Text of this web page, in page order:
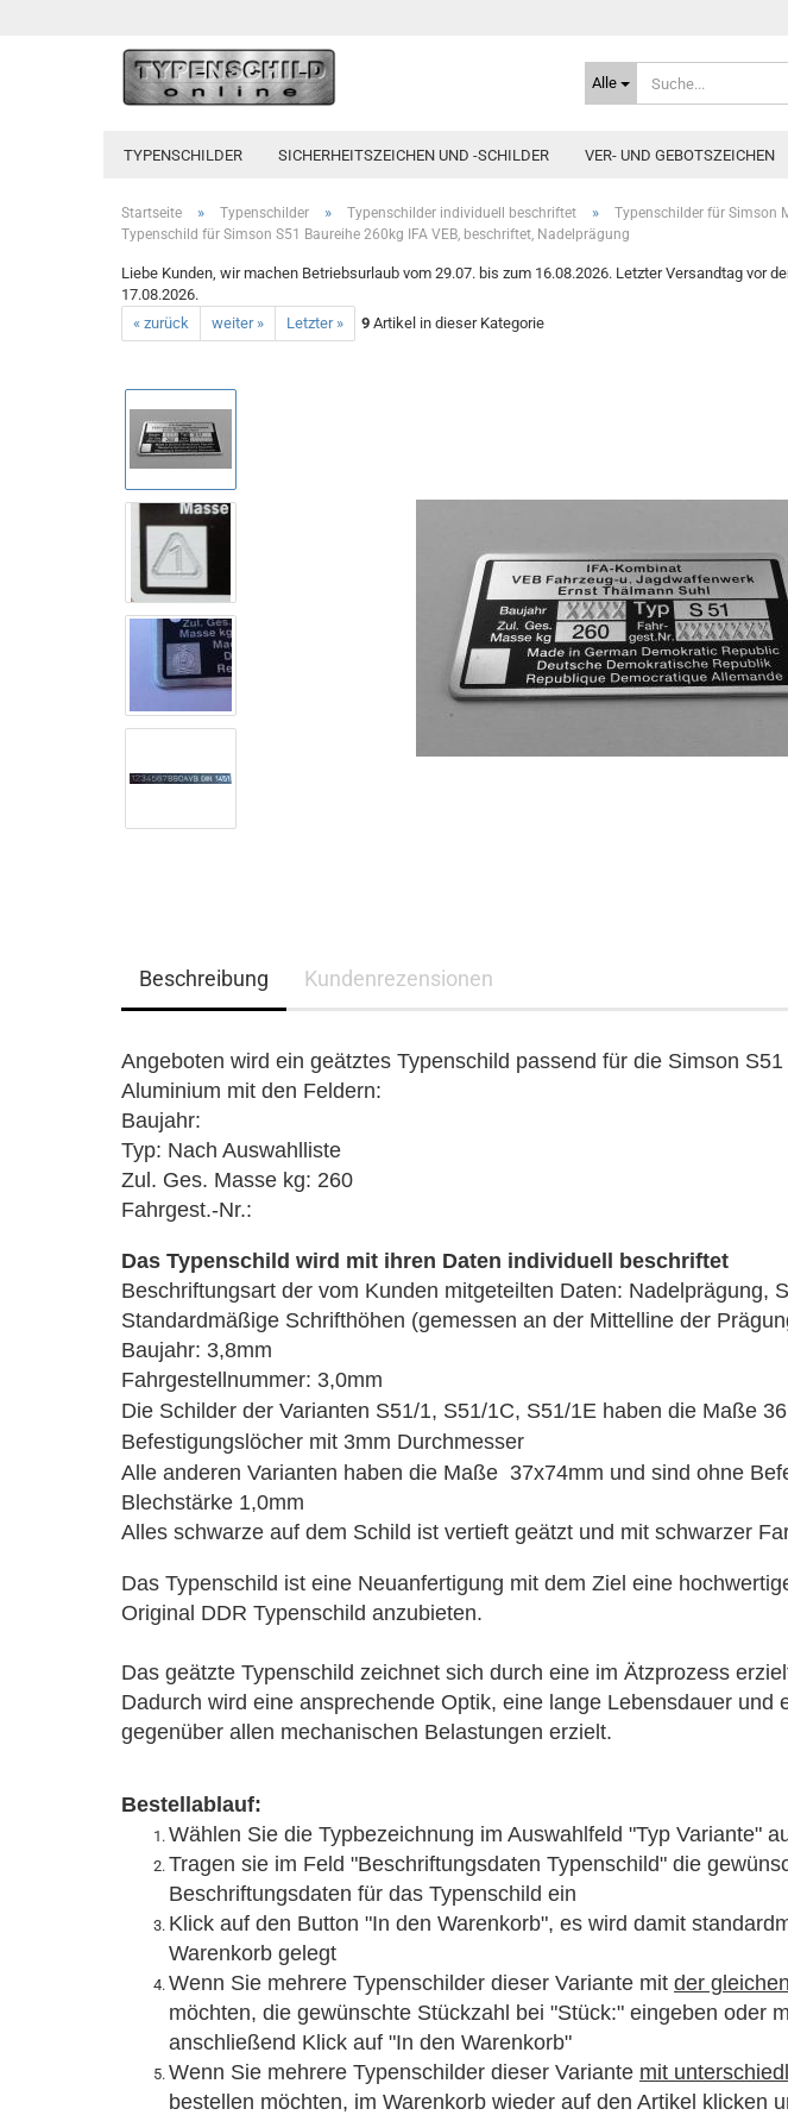
Alle
TYPENSCHILDER SICHERHEITSZEICHEN UND -SCHILDER VER- UND GEBOTSZEICHEN
Startseite » Typenschilder » Typenschilder individuell beschriftet » Typenschilder für Simson
Typenschild für Simson S51 Baureihe 260kg IFA VEB, beschriftet, Nadelprägung
Liebe Kunden, wir machen Betriebsurlaub vom 29.07. bis zum 16.08.2026. Letzter Versandtag vor
17.08.2026.
« zurück
weiter » Letzter » 9 Artikel in dieser Kategorie
Beschreibung Kundenrezensionen
Angeboten wird ein geätztes Typenschild passend für die Simson
Aluminium mit den Feldern:
Baujahr:
Typ: Nach Auswahlliste
Zul. Ges. Masse kg: 260
Fahrgest.-Nr.:
Das Typenschild wird mit ihren Daten individuell beschriftet
Beschriftungsart der vom Kunden mitgeteilten Daten: Nadelprägung,
Standardmäßige Schrifthöhen (gemessen an der Mittelline der
Baujahr: 3,8mm
Fahrgestellnummer: 3,0mm
Die Schilder der Varianten S51/1, S51/1C, S51/1E haben die Maße
Befestigungslöcher mit 3mm Durchmesser
Alle anderen Varianten haben die Maße 37x74mm und sind ohne
Blechstärke 1,0mm
Alles schwarze auf dem Schild ist vertieft geätzt und mit schwarzer
Das Typenschild ist eine Neuanfertigung mit dem Ziel eine
Original DDR Typenschild anzubieten.
Das geätzte Typenschild zeichnet sich durch eine im Ätzprozess
Dadurch wird eine ansprechende Optik, eine lange Lebensdauer und
gegenüber allen mechanischen Belastungen erzielt.
Bestellablauf:
Wählen Sie die Typbezeichnung im Auswahlfeld "Typ Variante"
Tragen sie im Feld "Beschriftungsdaten Typenschild" die
Beschriftungsdaten für das Typenschild ein
Klick auf den Button "In den Warenkorb", es wird damit
Warenkorb gelegt
Wenn Sie mehrere Typenschilder dieser Variante mit der
möchten, die gewünschte Stückzahl bei "Stück:" eingeben oder
anschließend Klick auf "In den Warenkorb"
Wenn Sie mehrere Typenschilder dieser Variante mit
bestellen möchten, im Warenkorb wieder auf den Artikel klicken